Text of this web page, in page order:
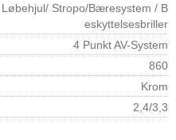
Løbehjul/ Stropo/Bæresystem / B
eskyttelsesbriller
4 Punkt AV-System
860
Krom
2,4/3,3